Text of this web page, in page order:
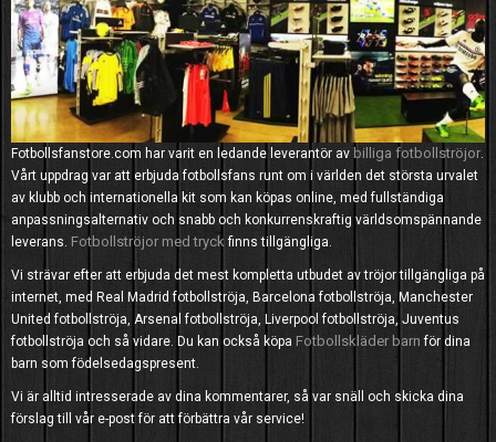
Fotbollsfanstore.com har varit en ledande leverantör av billiga fotbollströjor.
Vårt uppdrag var att erbjuda fotbollsfans runt om i världen det största urvalet
av klubb och internationella kit som kan köpas online, med fullständiga
anpassningsalternativ och snabb och konkurrenskraftig världsomspännande
leverans. Fotbollströjor med tryck finns tillgängliga.
Vi strävar efter att erbjuda det mest kompletta utbudet av tröjor tillgängliga på
internet, med Real Madrid fotbollströja, Barcelona fotbollströja, Manchester
United fotbollströja, Arsenal fotbollströja, Liverpool fotbollströja, Juventus
fotbollströja och så vidare. Du kan också köpa Fotbollskläder barn för dina
barn som födelsedagspresent.
Vi är alltid intresserade av dina kommentarer, så var snäll och skicka dina
förslag till vår e-post för att förbättra vår service!